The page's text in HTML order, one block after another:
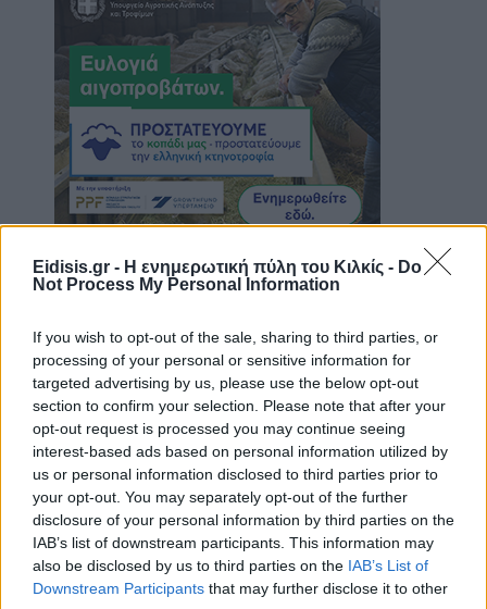
Eidisis.gr - Η ενημερωτική πύλη του Κιλκίς - Do
Not Process My Personal Information
If you wish to opt-out of the sale, sharing to third parties, or
processing of your personal or sensitive information for
targeted advertising by us, please use the below opt-out
section to confirm your selection. Please note that after your
opt-out request is processed you may continue seeing
interest-based ads based on personal information utilized by
us or personal information disclosed to third parties prior to
your opt-out. You may separately opt-out of the further
disclosure of your personal information by third parties on the
IAB’s list of downstream participants. This information may
also be disclosed by us to third parties on the IAB’s List of
Downstream Participants that may further disclose it to other